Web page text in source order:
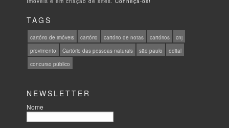
TAGS
cartório de imóveis cartório cartório de notas cartórios
cnj
provimento
Cartório das pessoas naturais são paulo
edital
concurso público
NEWSLETTER
Nome